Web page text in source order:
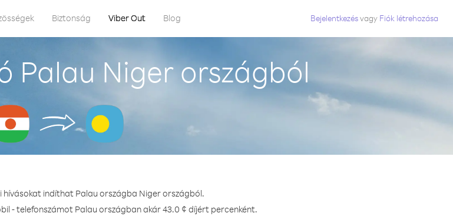
Biztonság Viber Out Blog Bejelentkezésvagy Fiók létrehozása
Palau Niger országból
hívásokat indíthat Palau országba Niger országból.
- telefonszámot Palau országban akár 43.0 ¢ díjért percenként.